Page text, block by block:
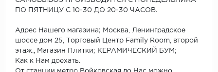
ПО ПЯТНИЦУ С 10-30 ДО 20-30 ЧАСОВ.
Адрес Нашего магазина; Москва, Ленинградское
шоссе дом 25, Торговый Центр Family Room, второй
этаж., Магазин Плитки; КЕРАМИЧЕСКИЙ БУМ;
Как к Нам доехать.